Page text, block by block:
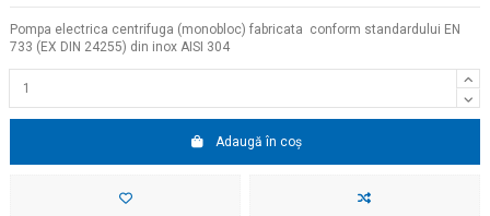
Pompa electrica centrifuga (monobloc) fabricata conform standardului EN
733 (EX DIN 24255) din inox AISI 304
Adaugă în coș